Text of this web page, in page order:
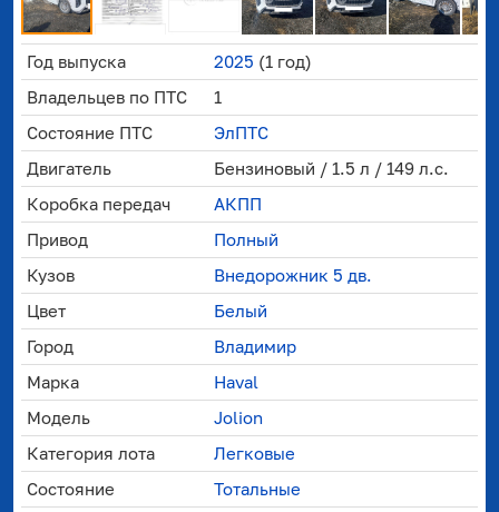
Год выпуска 2025 (1 год)
Владельцев по ПТС
1
Состояние ПТС
ЭлПТС
Двигатель
Бензиновый / 1.5 л / 149 л.с.
Коробка передач
АКПП
Привод
Полный
Кузов
Внедорожник 5 дв.
Цвет
Белый
Город
Владимир
Марка
Haval
Модель
Jolion
Категория лота
Легковые
Состояние
Тотальные